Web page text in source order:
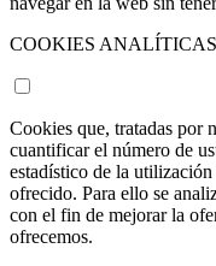
COOKIES ANALÍTICAS
Cookies que, tratadas por
cuantificar el número de
estadístico de la
ofrecido. Para ello se
con el fin de mejorar la
ofrecemos.